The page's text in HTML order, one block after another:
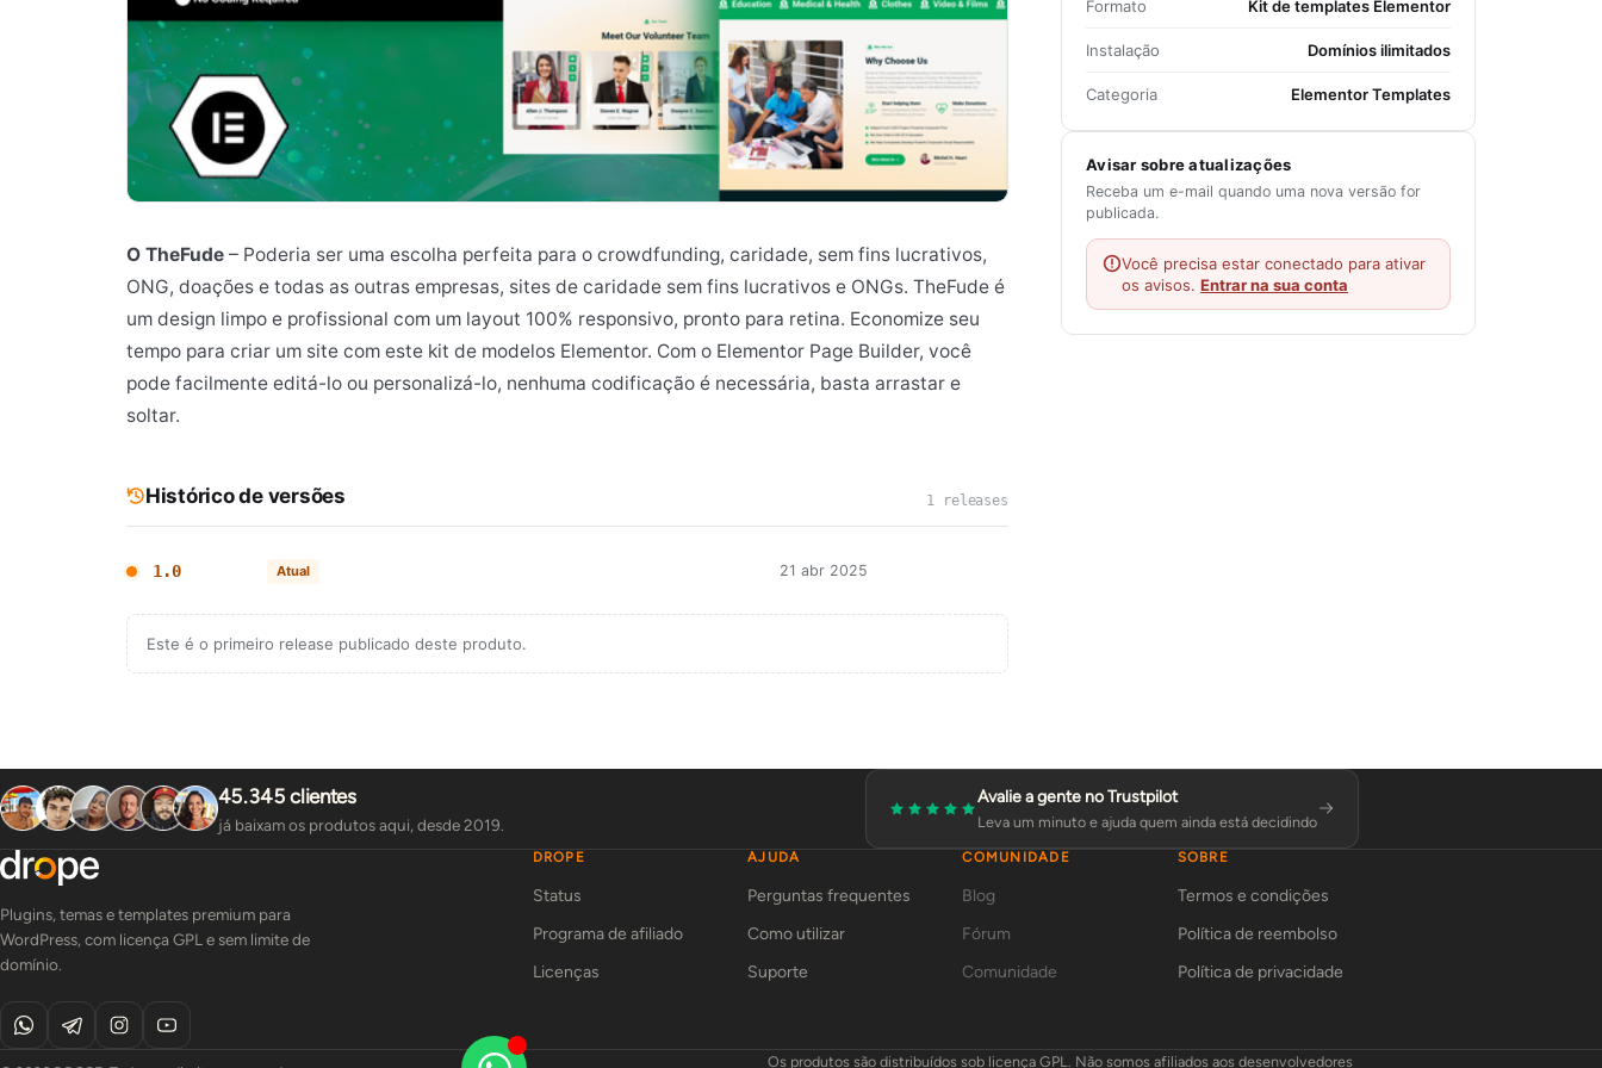
O TheFude – Poderia ser uma escolha perfeita para o crowdfunding, caridade, sem fins lucrativos,
ONG, doações e todas as outras empresas, sites de caridade sem fins lucrativos e ONGs. TheFude é
um design limpo e profissional com um layout 100% responsivo, pronto para retina. Economize seu
tempo para criar um site com este kit de modelos Elementor. Com o Elementor Page Builder, você
pode facilmente editá-lo ou personalizá-lo, nenhuma codificação é necessária, basta arrastar e
soltar.
Histórico de versões 1 releases
1.0 Atual 21 abr 2025
Este é o primeiro release publicado deste produto.
Formato Kit de templates Elementor
Instalação Domínios ilimitados
Categoria Elementor Templates
Avisar sobre atualizações
Receba um e-mail quando uma nova versão for
publicada.
Você precisa estar conectado para ativar
os avisos. Entrar na sua conta
45.345 clientes
já baixam os produtos aqui, desde 2019.
Avalie a gente no Trustpilot
Leva um minuto e ajuda quem ainda está decidindo
Plugins, temas e templates premium para
WordPress, com licença GPL e sem limite de
domínio.
DROPE
Status
Programa de afiliado
Licenças
AJUDA
Perguntas frequentes
Como utilizar
Suporte
COMUNIDADE
Blog
Fórum
Comunidade
SOBRE
Termos e condições
Política de reembolso
Política de privacidade
Os produtos são distribuídos sob licença GPL. Não somos afiliados aos desenvolvedores